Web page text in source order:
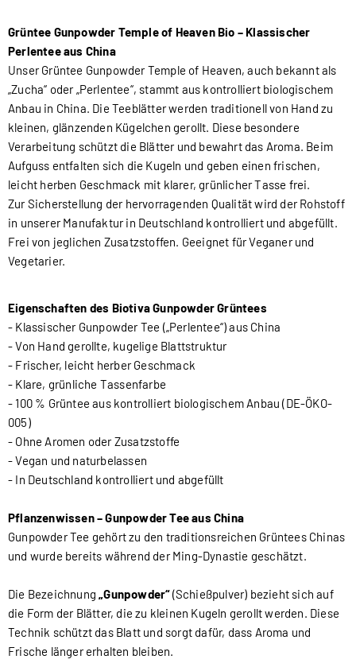
Grüntee Gunpowder Temple of Heaven Bio – Klassischer
Perlentee aus China
Unser Grüntee Gunpowder Temple of Heaven, auch bekannt als
„Zucha“ oder „Perlentee“, stammt aus kontrolliert biologischem
Anbau in China. Die Teeblätter werden traditionell von Hand zu
kleinen, glänzenden Kügelchen gerollt. Diese besondere
Verarbeitung schützt die Blätter und bewahrt das Aroma. Beim
Aufguss entfalten sich die Kugeln und geben einen frischen,
leicht herben Geschmack mit klarer, grünlicher Tasse frei.
Zur Sicherstellung der hervorragenden Qualität wird der Rohstoff
in unserer Manufaktur in Deutschland kontrolliert und abgefüllt.
Frei von jeglichen Zusatzstoffen. Geeignet für Veganer und
Vegetarier.
Eigenschaften des Biotiva Gunpowder Grüntees
- Klassischer Gunpowder Tee („Perlentee“) aus China
- Von Hand gerollte, kugelige Blattstruktur
- Frischer, leicht herber Geschmack
- Klare, grünliche Tassenfarbe
- 100 % Grüntee aus kontrolliert biologischem Anbau (DE-ÖKO-
005)
- Ohne Aromen oder Zusatzstoffe
- Vegan und naturbelassen
- In Deutschland kontrolliert und abgefüllt
Pflanzenwissen – Gunpowder Tee aus China
Gunpowder Tee gehört zu den traditionsreichen Grüntees Chinas
und wurde bereits während der Ming-Dynastie geschätzt.
Die Bezeichnung„Gunpowder“(Schießpulver) bezieht sich auf
die Form der Blätter, die zu kleinen Kugeln gerollt werden. Diese
Technik schützt das Blatt und sorgt dafür, dass Aroma und
Frische länger erhalten bleiben.